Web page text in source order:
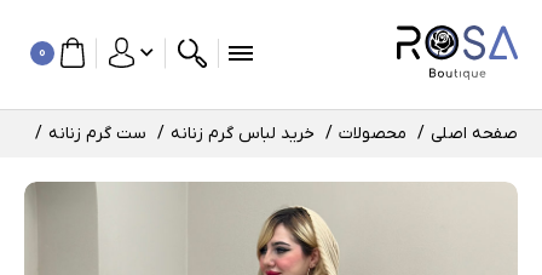
0
صفحه اصلی محصولات خرید لباس گرم زنانه ست گرم زنانه